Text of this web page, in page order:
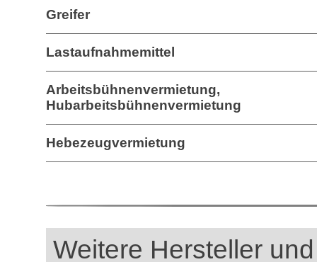
Greifer
Lastaufnahmemittel
Arbeitsbühnenvermietung,
Hubarbeitsbühnenvermietung
Hebezeugvermietung
Weitere Hersteller